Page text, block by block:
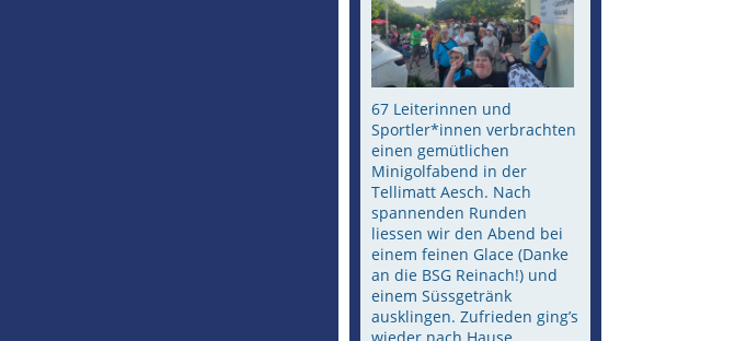
67 Leiterinnen und
Sportler*innen verbrachten
einen gemütlichen
Minigolfabend in der
Tellimatt Aesch. Nach
spannenden Runden
liessen wir den Abend bei
einem feinen Glace (Danke
an die BSG Reinach!) und
einem Süssgetränk
ausklingen. Zufrieden ging’s
wieder nach Hause.